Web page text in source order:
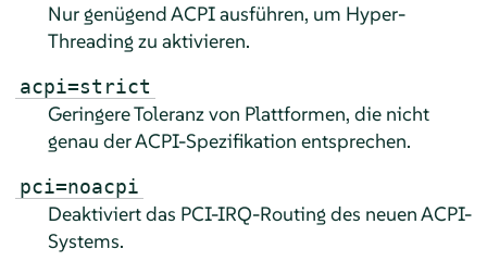
Nur genügend ACPI ausführen, um Hyper-
Threading zu aktivieren.
acpi=strict
Geringere Toleranz von Plattformen, die nicht
genau der ACPI-Spezifikation entsprechen.
pci=noacpi
Deaktiviert das PCI-IRQ-Routing des neuen ACPI-
Systems.